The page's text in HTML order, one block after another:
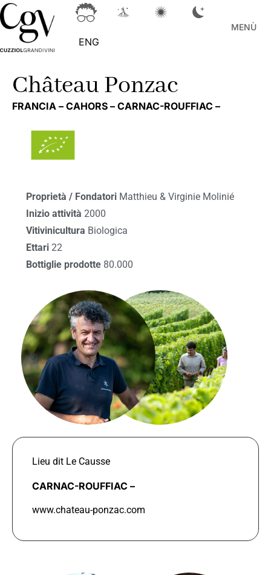
ENG
MENÙ
Château Ponzac
FRANCIA – CAHORS – CARNAC-ROUFFIAC –
Proprietà / Fondatori Matthieu & Virginie Molinié
Inizio attività 2000
Vitivinicultura Biologica
Ettari 22
Bottiglie prodotte 80.000
Lieu dit Le Causse
CARNAC-ROUFFIAC –
www.chateau-ponzac.com